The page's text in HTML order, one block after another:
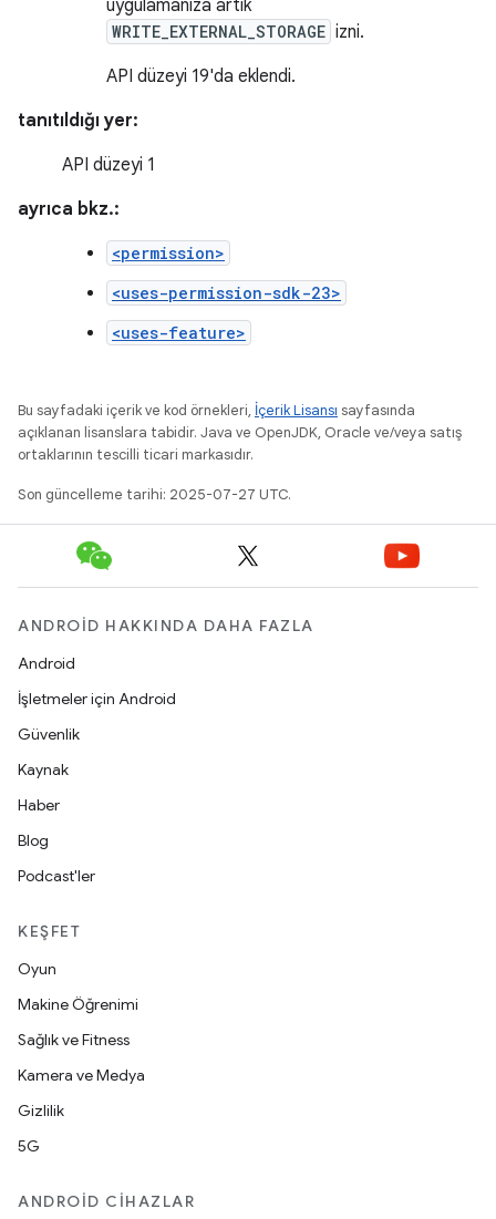
uygulamanıza artık
WRITE_EXTERNAL_STORAGE izni.
API düzeyi 19'da eklendi.
tanıtıldığı yer:
API düzeyi 1
ayrıca bkz.:
<permission>
<uses-permission-sdk-23>
<uses-feature>
Bu sayfadaki içerik ve kod örnekleri, İçerik Lisansı sayfasında
açıklanan lisanslara tabidir. Java ve OpenJDK, Oracle ve/veya satış
ortaklarının tescilli ticari markasıdır.
Son güncelleme tarihi: 2025-07-27 UTC.
ANDROID HAKKINDA DAHA FAZLA
Android
İşletmeler için Android
Güvenlik
Kaynak
Haber
Blog
Podcast'ler
KEŞFET
Oyun
Makine Öğrenimi
Sağlık ve Fitness
Kamera ve Medya
Gizlilik
5G
ANDROID CIHAZLAR